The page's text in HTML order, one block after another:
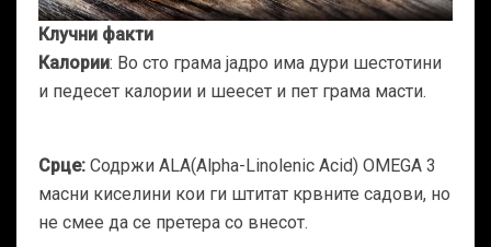
Клучни факти
Калории: Во сто грама јадро има дури шестотини
и педесет калории и шеесет и пет грама масти.
Срце: Содржи ALA(Alpha-Linolenic Acid) OMEGA 3
масни киселини кои ги штитат крвните садови, но
не смее да се претера со внесот.